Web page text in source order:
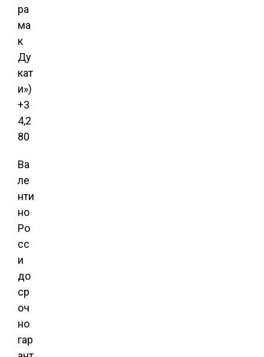
ра
ма
к
Ду
кат
и»)
+3
4,2
80
Ва
ле
нти
но
Ро
сс
и
до
ср
оч
но
гар